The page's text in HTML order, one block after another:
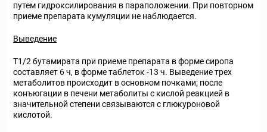
путем гидроксилирования в параположении. При повторном
приеме препарата кумуляции не наблюдается.
Выведение
T1/2 бутамирата при приеме препарата в форме сиропа
составляет 6 ч, в форме таблеток -13 ч. Выведение трех
метаболитов происходит в основном почками; после
конъюгации в печени метаболиты с кислой реакцией в
значительной степени связываются с глюкуроновой
кислотой.